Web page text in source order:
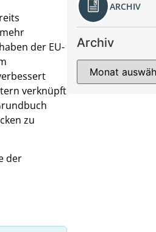
der EU-
verknüpft
zu
der
ARCHIV
Archiv